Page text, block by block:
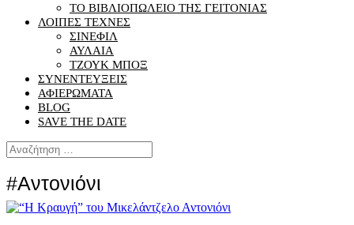
ΤΟ ΒΙΒΛΙΟΠΩΛΕΙΟ ΤΗΣ ΓΕΙΤΟΝΙΑΣ
ΛΟΙΠΕΣ ΤΕΧΝΕΣ
ΣΙΝΕΦΙΛ
ΑΥΛΑΙΑ
ΤΖΟΥΚ ΜΠΟΞ
ΣΥΝΕΝΤΕΥΞΕΙΣ
ΑΦΙΕΡΩΜΑΤΑ
BLOG
SAVE THE DATE
#Αντονιόνι